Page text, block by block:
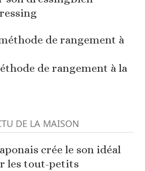
de rangement à la
DE LA MAISON
crée le son idéal
les tout-petits